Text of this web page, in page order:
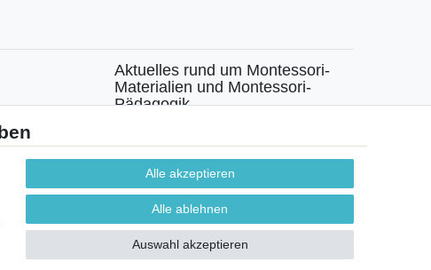
Aktuelles rund um Montessori-
Materialien und Montessori-
Pädagogik.
Hiermit bestätige ich, dass ich die
erklärunggelesen habe. Sie können den Newsletter
jederzeit kostenlos abbestellen.
Abonnieren
Alle akzeptieren
Alle ablehnen
Auswahl akzeptieren